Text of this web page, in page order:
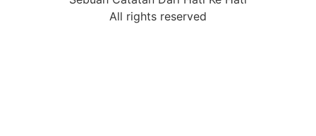
All rights reserved